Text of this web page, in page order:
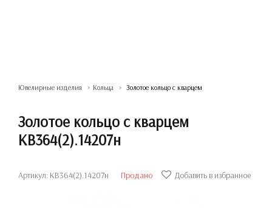
Ювелирные изделия Кольца Золотое кольцо с кварцем
Золотое кольцо с кварцем
КВ364(2).14207н
Артикул: КВ364(2).14207н Продано Добавить в избранное